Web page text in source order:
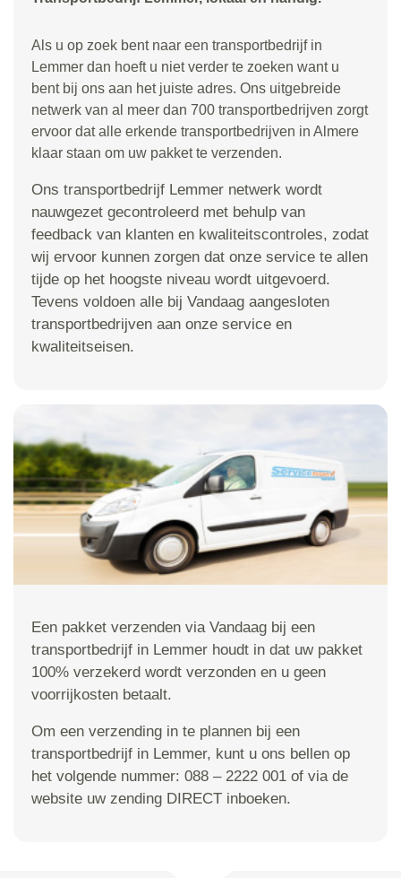
Als u op zoek bent naar een transportbedrijf in
Lemmer dan hoeft u niet verder te zoeken want u
bent bij ons aan het juiste adres. Ons uitgebreide
netwerk van al meer dan 700 transportbedrijven zorgt
ervoor dat alle erkende transportbedrijven in Almere
klaar staan om uw pakket te verzenden.
Ons transportbedrijf Lemmer netwerk wordt
nauwgezet gecontroleerd met behulp van
feedback van klanten en kwaliteitscontroles, zodat
wij ervoor kunnen zorgen dat onze service te allen
tijde op het hoogste niveau wordt uitgevoerd.
Tevens voldoen alle bij Vandaag aangesloten
transportbedrijven aan onze service en
kwaliteitseisen.
Een pakket verzenden via Vandaag bij een
transportbedrijf in Lemmer houdt in dat uw pakket
100% verzekerd wordt verzonden en u geen
voorrijkosten betaalt.
Om een verzending in te plannen bij een
transportbedrijf in Lemmer, kunt u ons bellen op
het volgende nummer: 088 – 2222 001 of via de
website uw zending DIRECT inboeken.